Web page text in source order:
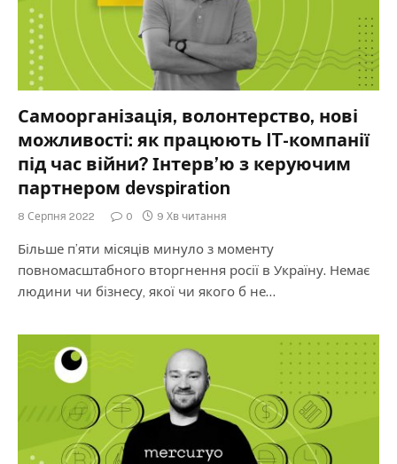
Самоорганізація, волонтерство, нові
можливості: як працюють IT-компанії
під час війни? Інтерв’ю з керуючим
партнером devspiration
8 Серпня 2022 0 9 Хв читання
Більше п’яти місяців минуло з моменту
повномасштабного вторгнення росії в Україну. Немає
людини чи бізнесу, якої чи якого б не…